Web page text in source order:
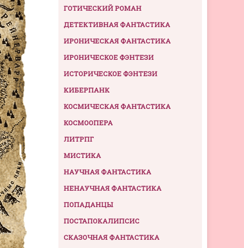
ГОТИЧЕСКИЙ РОМАН
ДЕТЕКТИВНАЯ ФАНТАСТИКА
ИРОНИЧЕСКАЯ ФАНТАСТИКА
ИРОНИЧЕСКОЕ ФЭНТЕЗИ
ИСТОРИЧЕСКОЕ ФЭНТЕЗИ
КИБЕРПАНК
КОСМИЧЕСКАЯ ФАНТАСТИКА
КОСМООПЕРА
ЛИТРПГ
МИСТИКА
НАУЧНАЯ ФАНТАСТИКА
НЕНАУЧНАЯ ФАНТАСТИКА
ПОПАДАНЦЫ
ПОСТАПОКАЛИПСИС
СКАЗОЧНАЯ ФАНТАСТИКА